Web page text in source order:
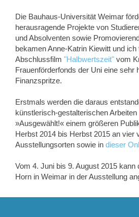
Die Bauhaus-Universität Weimar
herausragende Projekte von
und Absolventen sowie
bekamen Anne-Katrin Kiewitt und ich
Abschlussfilm "Halbwertszeit" vom
Frauenförderfonds der Uni eine sehr
Finanzspritze.
Erstmals werden die daraus
künstlerisch-gestalterischen Arbeiten
»Ausgewählt!« einem größeren
Herbst 2014 bis Herbst 2015 an vier
Ausstellungsorten sowie in dieser
Vom 4. Juni bis 9. August 2015 kann
Horn in Weimar in der Ausstellung